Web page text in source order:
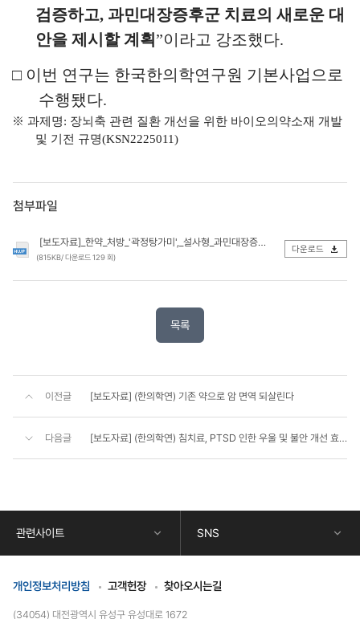
검증하고, 과민대장증후군 치료의 새로운 대
안을 제시할 계획”이라고 강조했다.
□ 이번 연구는 한국한의학연구원 기본사업으로
수행됐다.
※과제명: 장뇌축 관련 질환 개선을 위한 바이오의약소재 개발
및 기전 규명(KSN2225011)
첨부파일
[보도자료]_한약_처방_'곽정탕가미',_설사형_과민대장증후군_증상_2배_이상_개선_효과_입증(업로드).hwp
(815KB/ 다운로드 129 회)
다운로드
목록
이전글 [보도자료] (한의학연) 기존 약으로 암 면역 되살린다
다음글 [보도자료] (한의학연) 침치료, PTSD 인한 우울 및 불안 개선 효과 확인
하
단
보
관련사이트 SNS
개인정보처리방침 고객헌장 찾아오시는길
(34054) 대전광역시 유성구 유성대로 1672